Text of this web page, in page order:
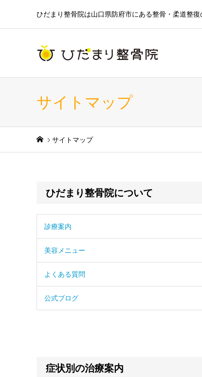
ひだまり整骨院は山口県防府市にある整骨・柔道整
サイトマップ
サイトマップ
ひだまり整骨院について
診療案内
美容メニュー
よくある質問
公式ブログ
症状別の治療案内